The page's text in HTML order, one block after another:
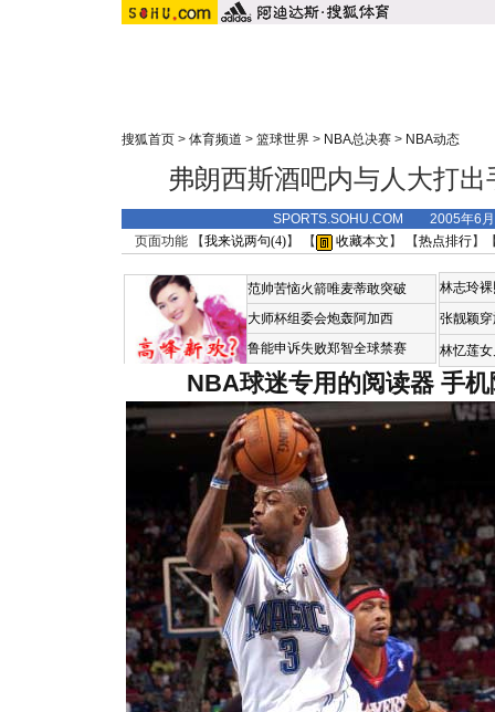
搜狐首页 > 体育频道 > 篮球世界 > NBA总决赛 > NBA动态
弗朗西斯酒吧内与人大打
SPORTS.SOHU.COM 2005年6
页面功能 【我来说两句(4)】 【 收藏本文 】 【热点排行】
范帅苦恼火箭唯麦蒂敢突破
大师杯组委会炮轰阿加西
鲁能申诉失败郑智全球禁赛
林志玲
张靓颖
林忆莲
NBA球迷专用的阅读器 手